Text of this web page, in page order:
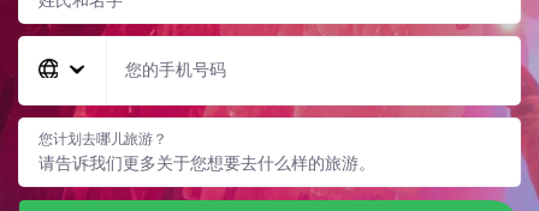
您的手机号码
您计划去哪儿旅游？